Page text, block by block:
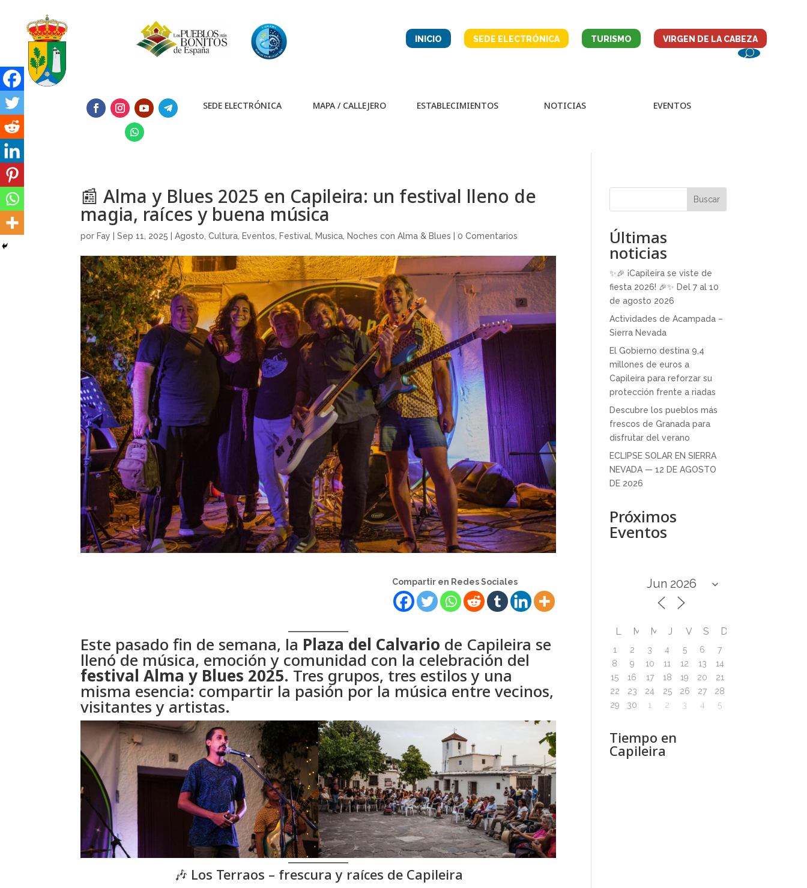
INICIO SEDE ELECTRÓNICA TURISMO VIRGEN DE LA CABEZA
SEDE ELECTRÓNICA MAPA / CALLEJERO ESTABLECIMIENTOS NOTICIAS EVENTOS
📰 Alma y Blues 2025 en Capileira: un festival lleno de
magia, raíces y buena música
por Fay |Sep 11, 2025 |Agosto ,Cultura Eventos Festival Musica Noches con Alma & Blues |0 Comentarios
Compartir en Redes Sociales
Este pasado fin de semana, la Plaza del Calvario de Capileira se
llenó de música, emoción y comunidad con la celebración del
festival Alma y Blues 2025. Tres grupos, tres estilos y una
misma esencia: compartir la pasión por la música entre vecinos,
visitantes y artistas.
🎶 Los Terraos – frescura y raíces de Capileira
Buscar
Últimas
noticias
✨🎉 ¡Capileira se viste de
fiesta 2026! 🎉✨ Del 7 al 10
de agosto 2026
Actividades de Acampada –
Sierra Nevada
El Gobierno destina 9,4
millones de euros a
Capileira para reforzar su
protección frente a riadas
Descubre los pueblos más
frescos de Granada para
disfrutar del verano
ECLIPSE SOLAR EN SIERRA
NEVADA — 12 DE AGOSTO
DE 2026
Próximos
Eventos
L M M J V S D
1 2 3 4 5 6
7
8
9 10 11 12 13
14
15
16 17 18 19 20
21
22
23 24 25 26 27
28
29
30 1 2 3 4 5
Tiempo en
Capileira